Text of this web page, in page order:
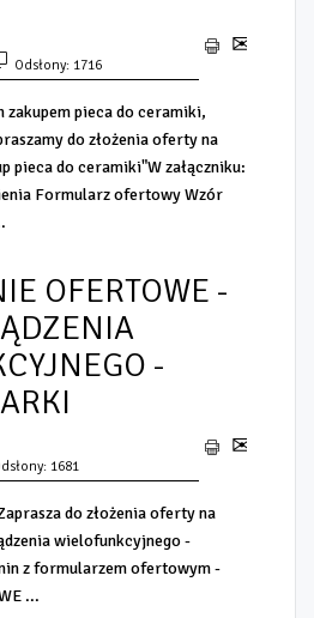
Odsłony: 1716
zakupem pieca do ceramiki,
do złożenia oferty na
pieca do ceramiki"W załączniku:
Formularz ofertowy Wzór
OFERTOWE -
-
1681
do złożenia oferty na
wielofunkcyjnego -
z formularzem ofertowym -
...